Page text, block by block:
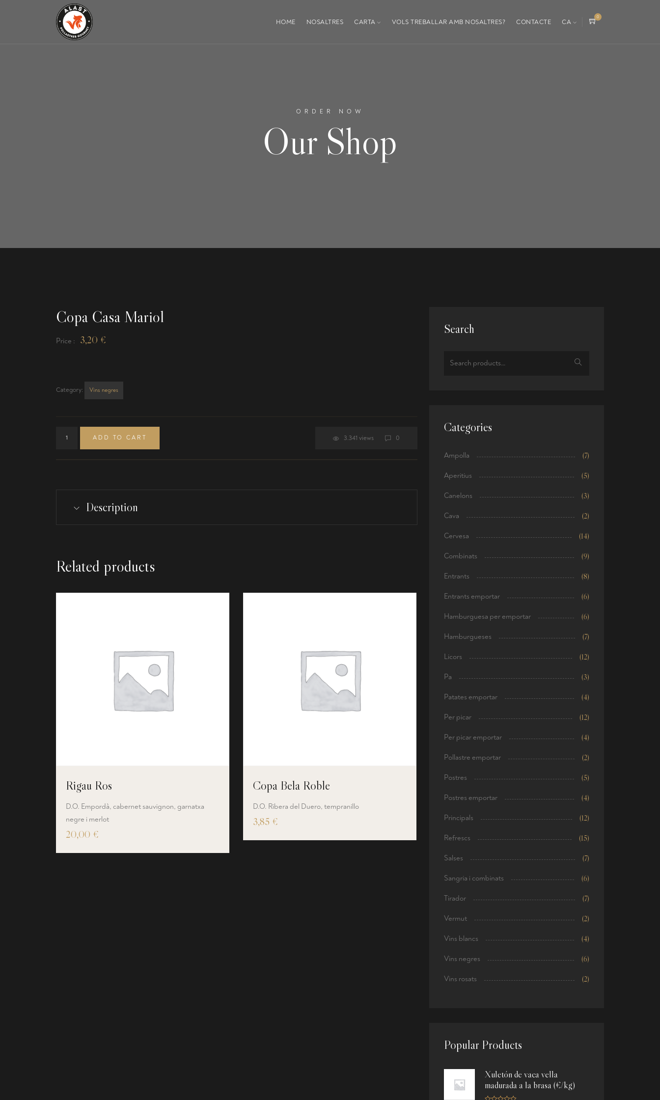
HOME NOSALTRES CARTA VOLS TREBALLAR AMB NOSALTRES? CONTACTE CA
0
pro
ORDER NOW
Our Shop
Copa Casa Mariol
Price : 3,20 €
Category: Vins negres
ADD TO CART 3.341 views 0
Description
Related products
Rigau Ros
D.O. Empordà, cabernet sauvignon, garnatxa
negre i merlot
20,00 €
Copa Bela Roble
D.O. Ribera del Duero, tempranillo
3,85 €
Search
Categories
Ampolla (7)
Aperitius (5)
Canelons (3)
Cava (2)
Cervesa (14)
Combinats (9)
Entrants (8)
Entrants emportar (6)
Hamburguesa per emportar (6)
Hamburgueses (7)
Licors (12)
Pa (3)
Patates emportar (4)
Per picar (12)
Per picar emportar (4)
Pollastre emportar (2)
Postres (5)
Postres emportar (4)
Principals (12)
Refrescs (15)
Salses (7)
Sangria i combinats (6)
Tirador (7)
Vermut (2)
Vins blancs (4)
Vins negres (6)
Vins rosats (2)
Popular Products
Xuletón de vaca vella
madurada a la brasa (€/kg)